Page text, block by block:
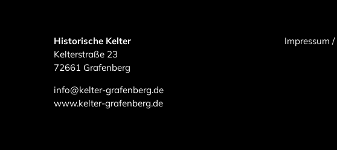
Historische Kelter
Kelterstraße 23
72661 Grafenberg
info@kelter-grafenberg.de
www.kelter-grafenberg.de
Impressum /